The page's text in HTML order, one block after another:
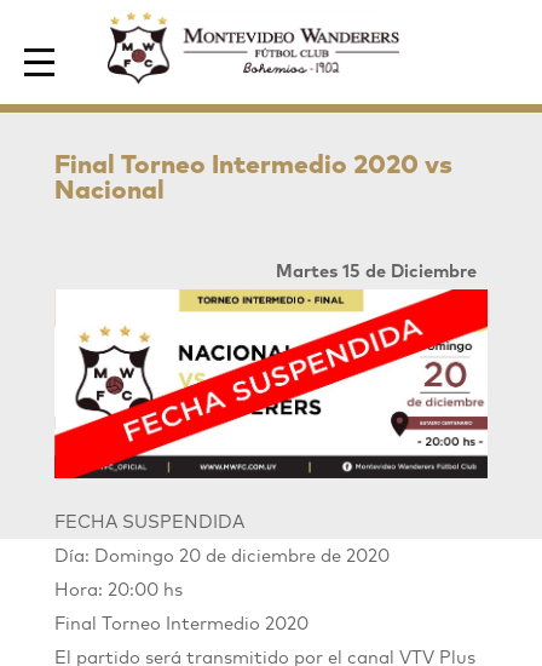
Area de Socios
Final Torneo Intermedio 2020 vs
Nacional
Martes 15 de Diciembre
FECHA SUSPENDIDA
Día: Domingo 20 de diciembre de 2020
Hora: 20:00 hs
Final Torneo Intermedio 2020
El partido será transmitido por el canal VTV Plus